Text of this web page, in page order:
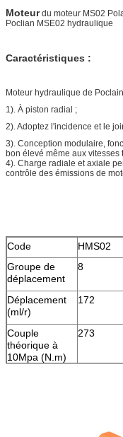
Moteurdu moteur MS02
Poclian MSE02 hydraulique
Caractéristiques :
Moteur hydraulique de
1). À piston radial ;
2). Adoptez l'incidence et le
3). Conception modulaire,
bon élevé même aux vitesses
4). Charge radiale et axiale
contrôle des émissions de
Code
HMS02
Groupe de
déplacement
8
Déplacement
(ml/r)
172
Couple
théorique à
10Mpa (N.m)
273